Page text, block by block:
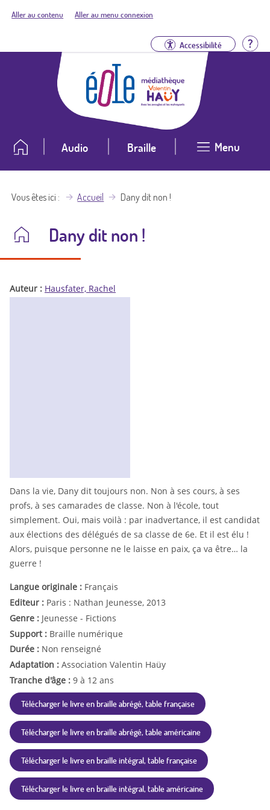
Aller au contenu Aller au menu connexion
Accessibilité
Audio Braille Menu
Vous êtes ici Accueil Dany dit non !
Dany dit non !
Auteur : Hausfater, Rachel
Dans la vie, Dany dit toujours non. Non à ses cours, à ses
profs, à ses camarades de classe. Non à l'école, tout
simplement. Oui, mais voilà : par inadvertance, il est candidat
aux élections des délégués de sa classe de 6e. Et il est élu !
Alors, puisque personne ne le laisse en paix, ça va être… la
guerre !
Langue originale : Français
Editeur : Paris : Nathan Jeunesse, 2013
Genre : Jeunesse - Fictions
Support : Braille numérique
Durée : Non renseigné
Adaptation : Association Valentin Haüy
Tranche d'âge : 9 à 12 ans
Télécharger le livre en braille abrégé, table française
Télécharger le livre en braille abrégé, table américaine
Télécharger le livre en braille intégral, table française
Télécharger le livre en braille intégral, table américaine